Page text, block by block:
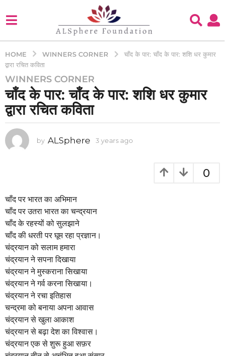
HOME WINNERS CORNER
चाँद के पार: चाँद के पार: शशि धर कुमार
द्वारा रचित कविता
3
y
e
a
s
a
y
e
a
r
s
a
g
o
WINNERS CORNER
चाँद के पार: चाँद के पार: शशि धर कुमार
द्वारा रचित कविता
by ALSphere 3 years ago
0
चाँद पर भारत का अभिमान
चाँद पर उतरा भारत का चन्द्रयान
चाँद के रहस्यों को सुलझाने
चाँद की धरती पर घूम रहा प्रज्ञान।
चंद्रयान को सलाम हमारा
चंद्रयान ने सपना दिखाया
चंद्रयान ने मुस्कराना सिखाया
चंद्रयान ने गर्व करना सिखाया।
चंद्रयान ने रचा इतिहास
चन्द्रमा को बनाया अपना आवास
चंद्रयान से खुला आकाश
चंद्रयान से बढ़ा देश का विश्वास।
चंद्रयान एक से शुरू हुआ सफ़र